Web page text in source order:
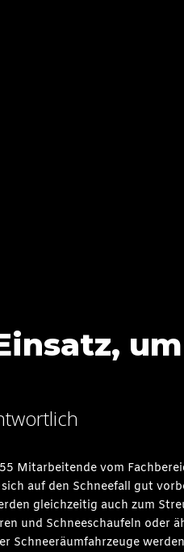
um
Mitarbeitende vom
auf den Schneefall gut
gleichzeitig auch zum
und Schneeschaufeln oder
Schneeräumfahrzeuge